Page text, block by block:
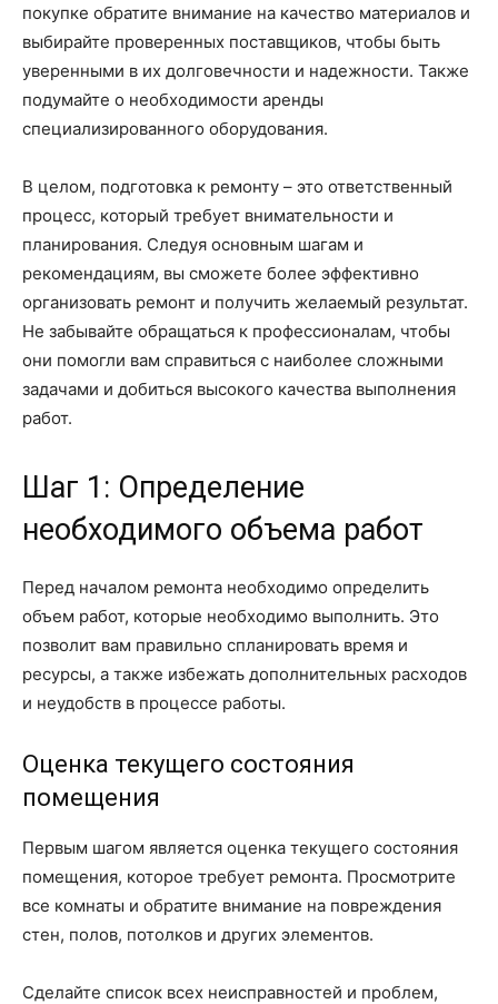
покупке обратите внимание на качество материалов и
выбирайте проверенных поставщиков, чтобы быть
уверенными в их долговечности и надежности. Также
подумайте о необходимости аренды
специализированного оборудования.
В целом, подготовка к ремонту – это ответственный
процесс, который требует внимательности и
планирования. Следуя основным шагам и
рекомендациям, вы сможете более эффективно
организовать ремонт и получить желаемый результат.
Не забывайте обращаться к профессионалам, чтобы
они помогли вам справиться с наиболее сложными
задачами и добиться высокого качества выполнения
работ.
Шаг 1: Определение
необходимого объема работ
Перед началом ремонта необходимо определить
объем работ, которые необходимо выполнить. Это
позволит вам правильно спланировать время и
ресурсы, а также избежать дополнительных расходов
и неудобств в процессе работы.
Оценка текущего состояния
помещения
Первым шагом является оценка текущего состояния
помещения, которое требует ремонта. Просмотрите
все комнаты и обратите внимание на повреждения
стен, полов, потолков и других элементов.
Сделайте список всех неисправностей и проблем,